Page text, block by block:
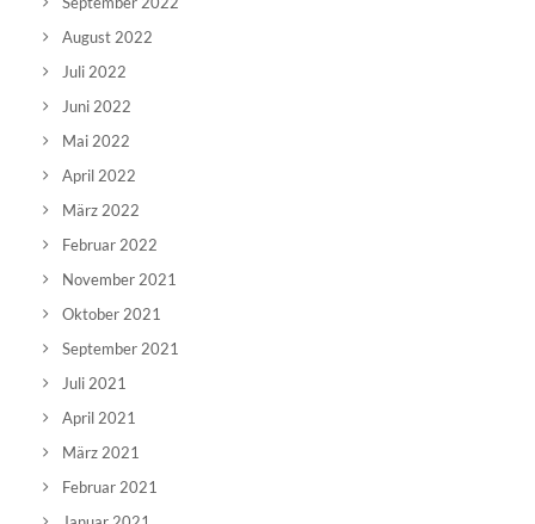
August 2022
Juli 2022
Juni 2022
Mai 2022
April 2022
März 2022
Februar 2022
November 2021
Oktober 2021
September 2021
Juli 2021
April 2021
März 2021
Februar 2021